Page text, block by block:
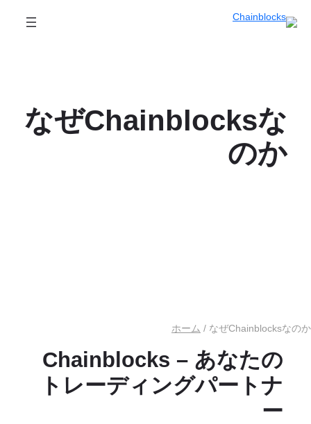
なぜChainblocksな
のか
ホーム / なぜChainblocksなのか
Chainblocks – あなたの
トレーディングパートナ
ー